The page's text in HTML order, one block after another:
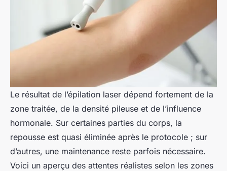
Le résultat de l’épilation laser dépend fortement de la
zone traitée, de la densité pileuse et de l’influence
hormonale. Sur certaines parties du corps, la
repousse est quasi éliminée après le protocole ; sur
d’autres, une maintenance reste parfois nécessaire.
Voici un aperçu des attentes réalistes selon les zones